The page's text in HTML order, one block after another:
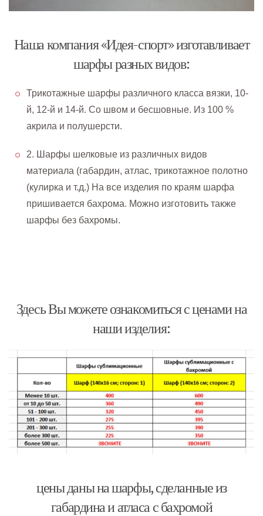
Наша компания «Идея-спорт» изготавливает
шарфы разных видов:
Трикотажные шарфы различного класса вязки, 10-
й, 12-й и 14-й. Со швом и бесшовные. Из 100 %
акрила и полушерсти.
2. Шарфы шелковые из различных видов
материала (габардин, атлас, трикотажное полотно
(кулирка и т.д.) На все изделия по краям шарфа
пришивается бахрома. Можно изготовить также
шарфы без бахромы.
Здесь Вы можете ознакомиться с ценами на
наши изделия:
цены даны на шарфы, сделанные из
габардина и атласа с бахромой